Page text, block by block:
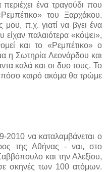
ένα τραγούδι που
του Ξαρχάκου.
π.χ. γιατί να βγει ένα
είχαν παλαιότερα «κόψει»,
και το «Ρεμπέτικο» ο
η Σωτηρία Λεονάρδου και
καλά και οι δυο τους. Το
πόσο καιρό ακόμα θα τρώμε
2010 να καταλαμβάνεται ο
της Αθήνας - ναι, στο
και την Αλεξίου,
σκηνές των 100 ατόμων.